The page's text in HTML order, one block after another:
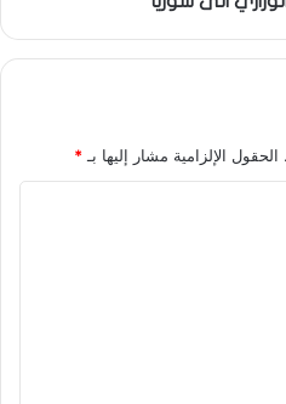
الحقول الإلزامية مشار إليها بـ*